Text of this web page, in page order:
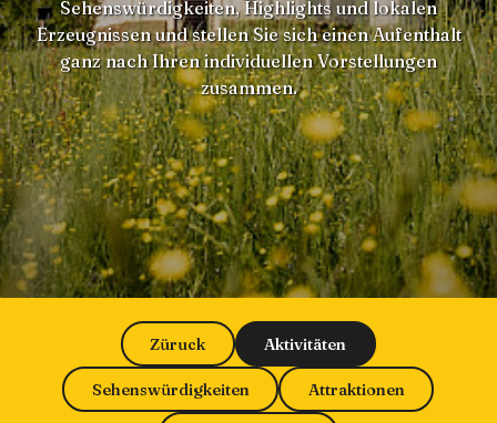
Sehenswürdigkeiten, Highlights und lokalen
Erzeugnissen und stellen Sie sich einen Aufenthalt
ganz nach Ihren individuellen Vorstellungen
zusammen.
Züruck Aktivitäten
Sehenswürdigkeiten Attraktionen